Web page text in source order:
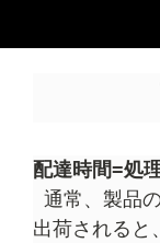
配達時間=処
通常、製品
出荷されると